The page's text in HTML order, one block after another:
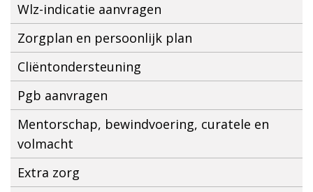
Wlz-indicatie aanvragen
Zorgplan en persoonlijk plan
Cliëntondersteuning
Pgb aanvragen
Mentorschap, bewindvoering, curatele en
volmacht
Extra zorg